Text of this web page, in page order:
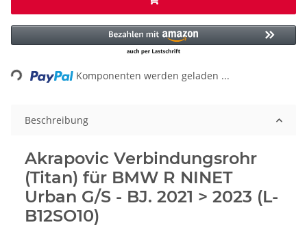
Komponenten werden geladen ...
Beschreibung
Akrapovic Verbindungsrohr
(Titan) für BMW R NINET
Urban G/S - BJ. 2021 > 2023 (L-
B12SO10)